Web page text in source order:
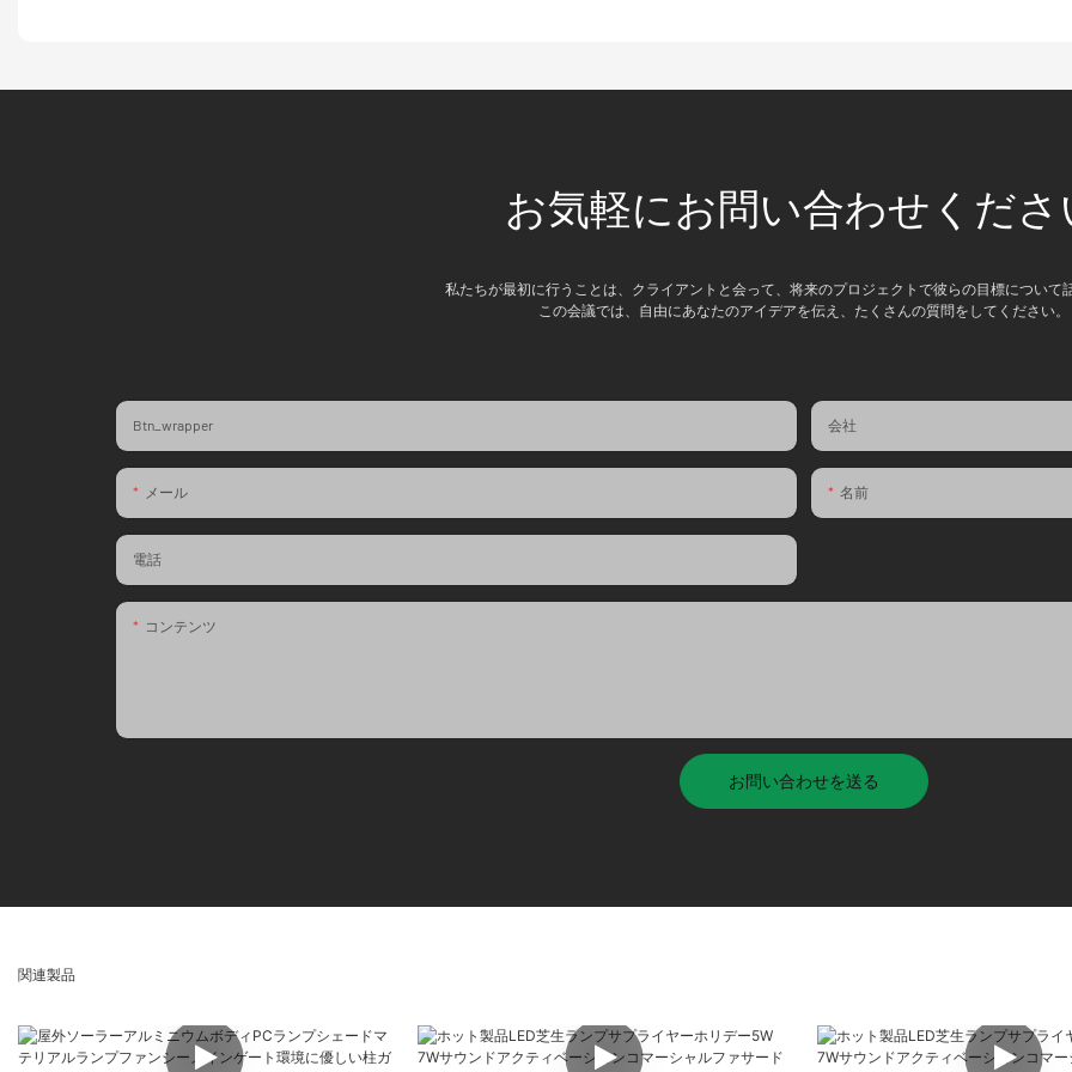
お気軽にお問い合わせくださ
私たちが最初に行うことは、クライアントと会って、将来のプロジェクトで彼らの目標について
この会議では、自由にあなたのアイデアを伝え、たくさんの質問をしてください。
Btn_wrapper 会社
メール 名前
電話
コンテンツ
お問い合わせを送る
関連製品